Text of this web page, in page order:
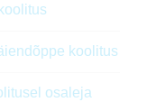
koolitus
osaleja